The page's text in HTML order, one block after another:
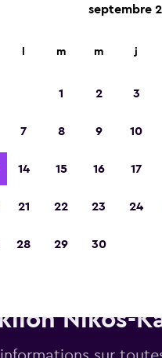
2023
Níkos-
septembre
m m j
1 2 3
7 8 9 10
14 15 16 17
21 22 23 24
28 29 30